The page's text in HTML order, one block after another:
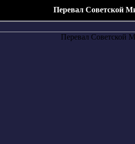
Перевал Советской